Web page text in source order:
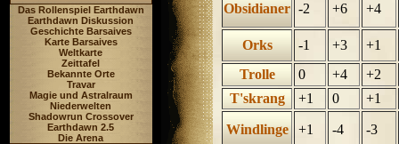
Das Rollenspiel Earthdawn
Earthdawn Diskussion
Geschichte Barsaives
Karte Barsaives
Weltkarte
Zeittafel
Bekannte Orte
Travar
Magie und Astralraum
Niederwelten
Shadowrun Crossover
Earthdawn 2.5
Die Arena
Obsidianer -2 +6 +4
Orks -1 +3
+1
Trolle
0 +4
+2
T'skrang
+1 0 +1
Windlinge +1 -4 -3